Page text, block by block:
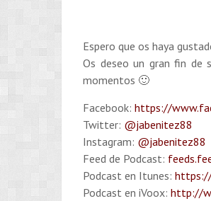
Espero que os haya
Os deseo un gran fin de
momentos 🙂
Facebook: https://
Twitter: @jabenitez88
Instagram: @jabenitez88
Feed de Podcast:
Podcast en Itunes:
Podcast en iVoox: http://